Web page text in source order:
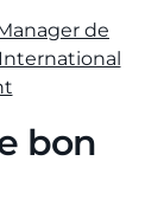
de
International
bon